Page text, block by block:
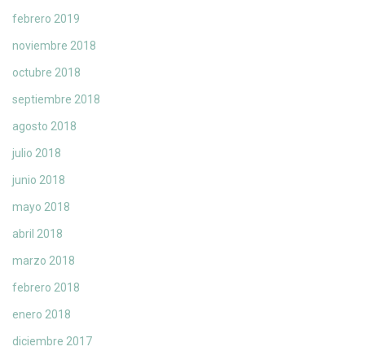
febrero 2019
noviembre 2018
octubre 2018
septiembre 2018
agosto 2018
julio 2018
junio 2018
mayo 2018
abril 2018
marzo 2018
febrero 2018
enero 2018
diciembre 2017